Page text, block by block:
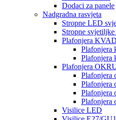
Dodaci za panele
Nadgradna rasvjeta
Stropne LED
Stropne svjetiljke
Plafonjera
Plafonjera
Plafonjera
Plafonjera
Plafonjera
Plafonjera
Plafonjera
Plafonjera
Visilice LED